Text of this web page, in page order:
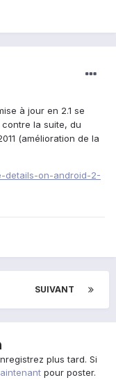
à jour en 2.1 se
la suite, du
(amélioration de la
details-on-android-2-
SUIVANT
plus tard. Si
pour poster.